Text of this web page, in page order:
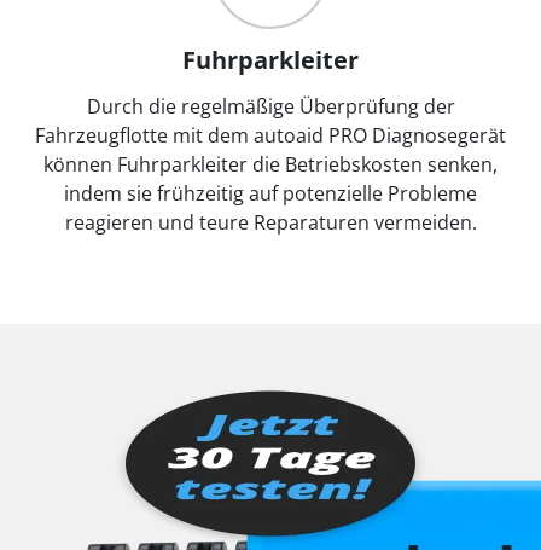
Fuhrparkleiter
Durch die regelmäßige Überprüfung der
Fahrzeugflotte mit dem autoaid PRO Diagnosegerät
können Fuhrparkleiter die Betriebskosten senken,
indem sie frühzeitig auf potenzielle Probleme
reagieren und teure Reparaturen vermeiden.